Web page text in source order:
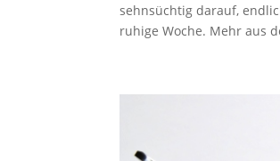
sehnsüchtig darauf,
ruhige Woche. Mehr aus